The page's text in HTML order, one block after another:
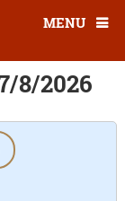
MENU
8/2026